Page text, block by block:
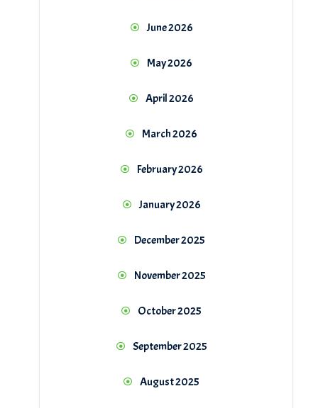
June 2026
May 2026
April 2026
March 2026
February 2026
January 2026
December 2025
November 2025
October 2025
September 2025
August 2025